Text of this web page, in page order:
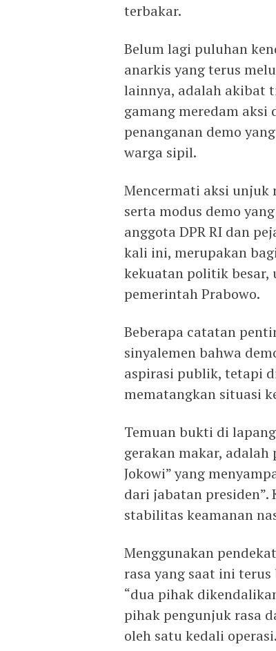
terbakar.
Belum lagi puluhan
anarkis yang terus
lainnya, adalah akibat
gamang meredam aksi
penanganan demo
warga sipil.
Mencermati aksi unjuk
serta modus demo
anggota DPR RI dan
kali ini, merupakan
kekuatan politik besar,
pemerintah Prabowo.
Beberapa catatan
sinyalemen bahwa
aspirasi publik, tetapi
mematangkan situasi
Temuan bukti di
gerakan makar, adalah
Jokowi” yang
dari jabatan
stabilitas keamanan
Menggunakan
rasa yang saat ini
“dua pihak
pihak pengunjuk rasa
oleh satu kedali operasi.